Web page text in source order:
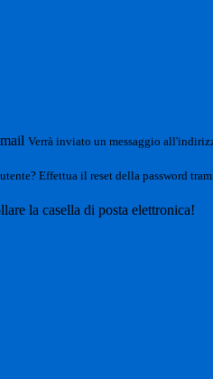
Verrà inviato un messaggio
Effettua il reset della password
la casella di posta elettronica!